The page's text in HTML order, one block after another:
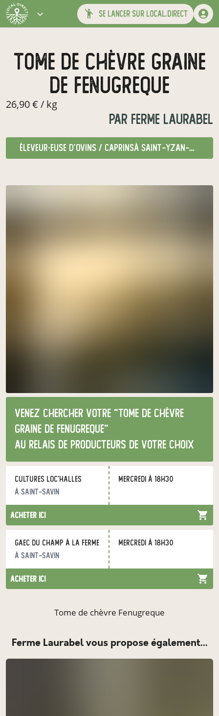
se lancer sur local.direct
tome de chèvre graine
de Fenugreque
26,90 € / kg
par Ferme Laurabel
éleveur·euse d'ovins / caprinsà Saint-Yzan-de-Soudiac
Venez chercher votre "tome de chèvre
graine de Fenugreque"
au relais de producteurs de votre choix
Cultures loc'Halles
à Saint-Savin
mercredi à 18h30
acheter ici
GAEC Du champ à la ferme
à Saint-Savin
mercredi à 18h30
acheter ici
Tome de chèvre Fenugreque
Ferme Laurabel vous propose également...